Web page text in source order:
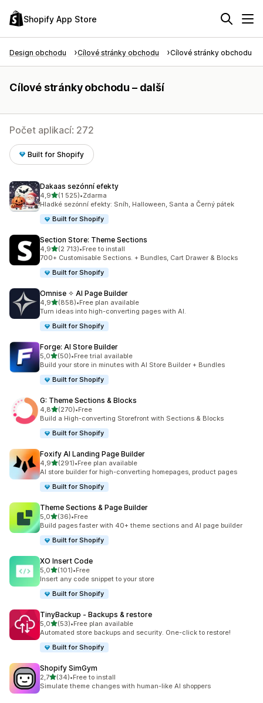
Shopify App Store
Design obchodu Cílové stránky obchodu Cílové stránky obchodu –
Cílové stránky obchodu – další
Počet aplikací: 272
Built for Shopify
Dakaas sezónní efekty
4,9z 5 hvězd
(1 525)
Celkový počet recenzí: 1525
•Zdarma
Hladké sezónní efekty: Sníh, Halloween, Santa a Černý pátek
Built for Shopify
Section Store: Theme Sections
4,9z 5 hvězd
(2 713)
Celkový počet recenzí: 2713
•Free to install
700+ Customisable Sections. + Bundles, Cart Drawer & Blocks
Built for Shopify
Omnise ✧ AI Page Builder
4,9z 5 hvězd
(858)
Celkový počet recenzí: 858
•Free plan available
Turn ideas into high-converting pages with AI.
Built for Shopify
Forge: AI Store Builder
5,0z 5 hvězd
(50)
Celkový počet recenzí: 50
•Free trial available
Build your store in minutes with AI Store Builder + Bundles
Built for Shopify
G: Theme Sections & Blocks
4,8z 5 hvězd
(270)
Celkový počet recenzí: 270
•Free
Build a High-converting Storefront with Sections & Blocks
Built for Shopify
Foxify AI Landing Page Builder
4,9z 5 hvězd
(291)
Celkový počet recenzí: 291
•Free plan available
AI store builder for high-converting homepages, product pages
Built for Shopify
Theme Sections & Page Builder
5,0z 5 hvězd
(36)
Celkový počet recenzí: 36
•Free
Build pages faster with 40+ theme sections and AI page builder
Built for Shopify
XO Insert Code
5,0z 5 hvězd
(101)
Celkový počet recenzí: 101
•Free
Insert any code snippet to your store
Built for Shopify
TinyBackup ‑ Backups & restore
5,0z 5 hvězd
(53)
Celkový počet recenzí: 53
•Free plan available
Automated store backups and security. One-click to restore!
Built for Shopify
Shopify SimGym
2,7z 5 hvězd
(34)
Celkový počet recenzí: 34
•Free to install
Simulate theme changes with human-like AI shoppers